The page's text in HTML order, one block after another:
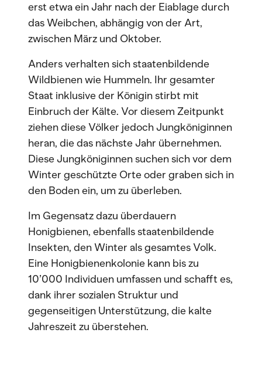
erst etwa ein Jahr nach der Eiablage durch
das Weibchen, abhängig von der Art,
zwischen März und Oktober.
Anders verhalten sich staatenbildende
Wildbienen wie Hummeln. Ihr gesamter
Staat inklusive der Königin stirbt mit
Einbruch der Kälte. Vor diesem Zeitpunkt
ziehen diese Völker jedoch Jungköniginnen
heran, die das nächste Jahr übernehmen.
Diese Jungköniginnen suchen sich vor dem
Winter geschützte Orte oder graben sich in
den Boden ein, um zu überleben.
Im Gegensatz dazu überdauern
Honigbienen, ebenfalls staatenbildende
Insekten, den Winter als gesamtes Volk.
Eine Honigbienenkolonie kann bis zu
10’000 Individuen umfassen und schafft es,
dank ihrer sozialen Struktur und
gegenseitigen Unterstützung, die kalte
Jahreszeit zu überstehen.